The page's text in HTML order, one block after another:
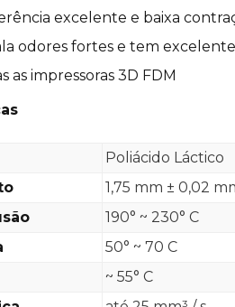
excelente e baixa
odores fortes e tem
impressoras 3D FDM
Poliácido Láctico
1,75 mm ± 0,02
190° ~ 230° C
50° ~ 70 C
~ 55° C